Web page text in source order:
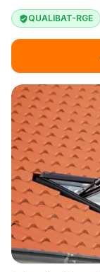
QUALIBAT-RGE